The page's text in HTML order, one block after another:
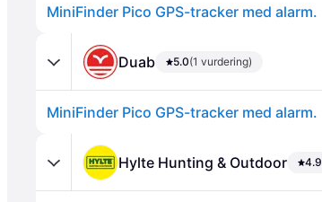
MiniFinder Pico GPS-tracker med alarm.
Duab 5.0(1 vurdering)
MiniFinder Pico GPS-tracker med alarm.
Hylte Hunting & Outdoor 4.9